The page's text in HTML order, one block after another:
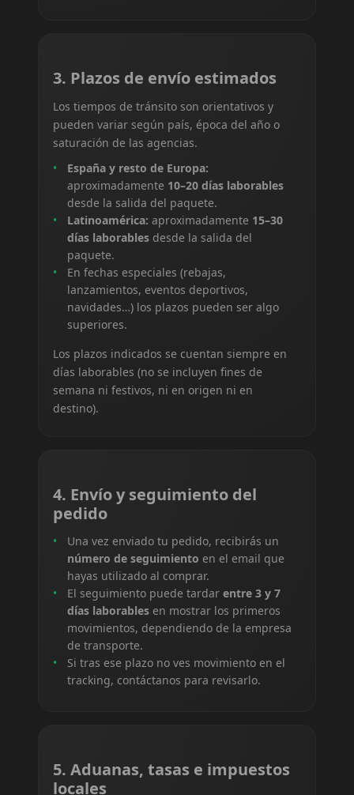
3. Plazos de envío estimados
Los tiempos de tránsito son orientativos y
pueden variar según país, época del año o
saturación de las agencias.
España y resto de Europa:
aproximadamente 10–20 días laborables
desde la salida del paquete.
Latinoamérica: aproximadamente 15–30
días laborables desde la salida del
paquete.
En fechas especiales (rebajas,
lanzamientos, eventos deportivos,
navidades…) los plazos pueden ser algo
superiores.
Los plazos indicados se cuentan siempre en
días laborables (no se incluyen fines de
semana ni festivos, ni en origen ni en
destino).
4. Envío y seguimiento del
pedido
Una vez enviado tu pedido, recibirás un
número de seguimiento en el email que
hayas utilizado al comprar.
El seguimiento puede tardar entre 3 y 7
días laborables en mostrar los primeros
movimientos, dependiendo de la empresa
de transporte.
Si tras ese plazo no ves movimiento en el
tracking, contáctanos para revisarlo.
5. Aduanas, tasas e impuestos
locales